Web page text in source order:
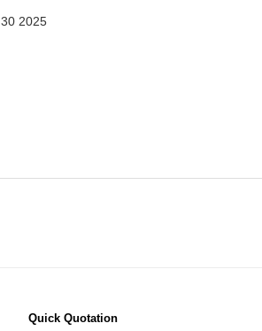
2025
Quick Quotation